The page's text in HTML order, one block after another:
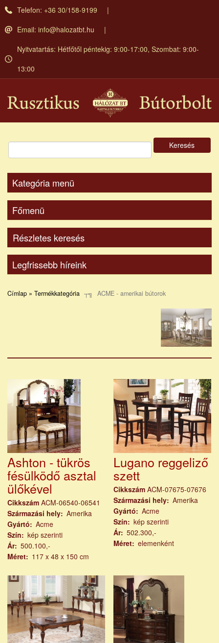
Ugrás
Telefon: +36 30/158-9199
Email: info@halozatbt.hu
Nyitvatartás: Hétfőtől péntekig: 9:00-17:00, Szombat: 9:00-
13:00
Keresés
Kategória menü
Főmenü
Részletes keresés
Legfrissebb híreink
Címlap » Termékkategória ACME - amerikai bútorok
Ashton - tükrös
fésülködő asztal
ülőkével
Cikkszám ACM-06540-06541
Származási hely Amerika
Gyártó
Acme
Szín
kép szerinti
Ár 500.100,-
Méret
117 x 48 x 150 cm
Lugano reggeliző
szett
Cikkszám ACM-07675-07676
Származási hely
Amerika
Gyártó
Acme
Szín
kép szerinti
Ár
502.300,-
Méret
elemenként